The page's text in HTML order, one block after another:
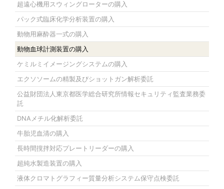
超遠心機用スウィングローターの購入
パック式臨床化学分析装置の購入
動物用麻酔器一式の購入
動物血球計測装置の購入
ケミルミイメージングシステムの購入
エクソソームの精製及びショットガン解析委託
公益財団法人東京都医学総合研究所情報セキュリティ監査業務委
託
DNAメチル化解析委託
牛胎児血清の購入
長時間撹拌対応プレートリーダーの購入
超純水製造装置の購入
液体クロマトグラフィー質量分析システム保守点検委託